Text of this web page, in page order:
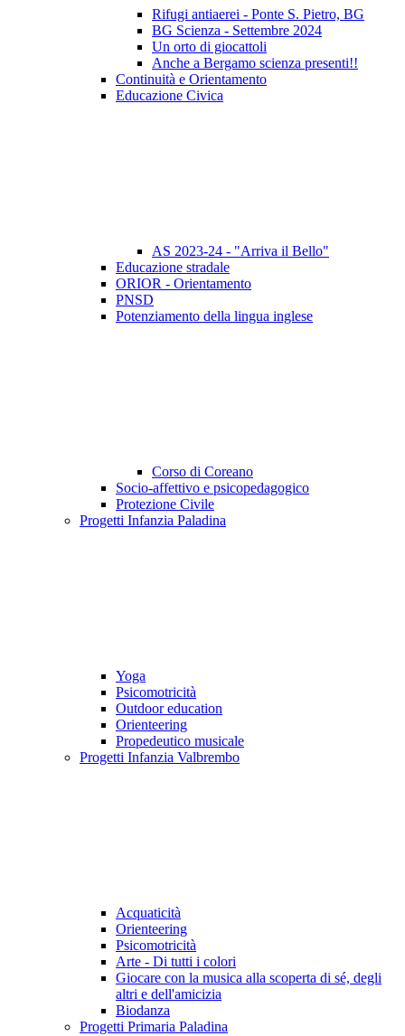
Rifugi antiaerei - Ponte S. Pietro, BG
BG Scienza - Settembre 2024
Un orto di giocattoli
Anche a Bergamo scienza presenti!!
Continuità e Orientamento
Educazione Civica
AS 2023-24 - "Arriva il Bello"
Educazione stradale
ORIOR - Orientamento
PNSD
Potenziamento della lingua inglese
Corso di Coreano
Socio-affettivo e psicopedagogico
Protezione Civile
Progetti Infanzia Paladina
Yoga
Psicomotricità
Outdoor education
Orienteering
Propedeutico musicale
Progetti Infanzia Valbrembo
Acquaticità
Orienteering
Psicomotricità
Arte - Di tutti i colori
Giocare con la musica alla scoperta di sé, degli
altri e dell'amicizia
Biodanza
Progetti Primaria Paladina